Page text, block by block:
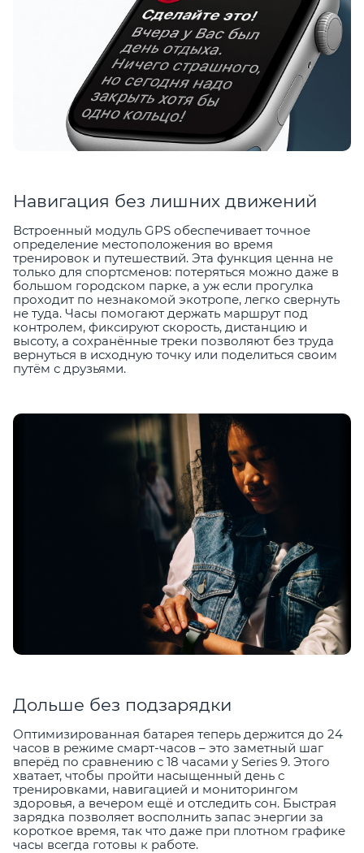
Навигация без лишних движений
Встроенный модуль GPS обеспечивает точное
определение местоположения во время
тренировок и путешествий. Эта функция ценна не
только для спортсменов: потеряться можно даже в
большом городском парке, а уж если прогулка
проходит по незнакомой экотропе, легко свернуть
не туда. Часы помогают держать маршрут под
контролем, фиксируют скорость, дистанцию и
высоту, а сохранённые треки позволяют без труда
вернуться в исходную точку или поделиться своим
путём с друзьями.
Дольше без подзарядки
Оптимизированная батарея теперь держится до 24
часов в режиме смарт-часов – это заметный шаг
вперёд по сравнению с 18 часами у Series 9. Этого
хватает, чтобы пройти насыщенный день с
тренировками, навигацией и мониторингом
здоровья, а вечером ещё и отследить сон. Быстрая
зарядка позволяет восполнить запас энергии за
короткое время, так что даже при плотном графике
часы всегда готовы к работе.